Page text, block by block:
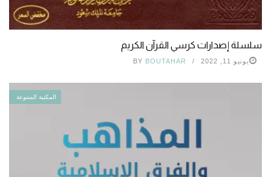
سلسلة إصدارات كرسي القرآن الكريم
يونيو 11, 2022 BY BOUTAHAR
المكتبة المتنوعة